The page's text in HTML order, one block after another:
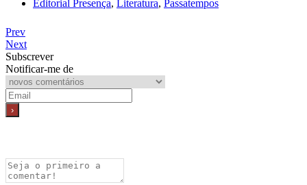
Editorial Presença, Literatura, Passatempos
Prev
Next
Subscrever
Notificar-me de